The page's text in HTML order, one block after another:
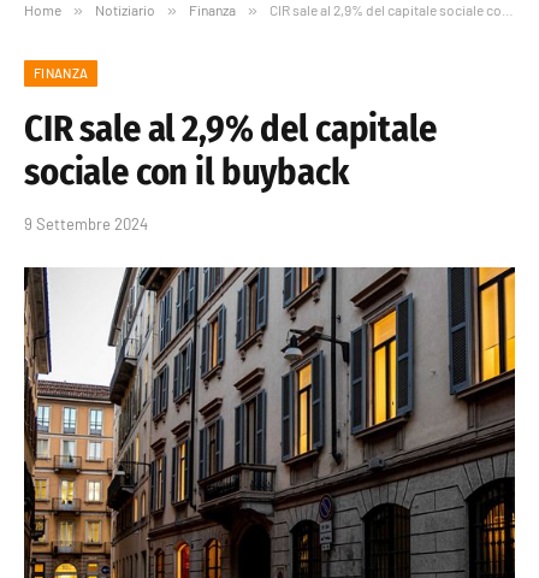
Home » Notiziario » Finanza » CIR sale al 2,9% del capitale sociale con il buyback
FINANZA
CIR sale al 2,9% del capitale
sociale con il buyback
9 Settembre 2024